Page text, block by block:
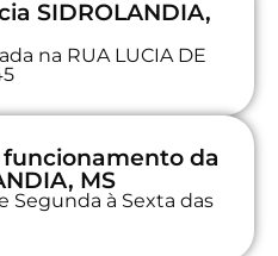
SIDROLANDIA,
na RUA LUCIA DE
da
MS
Segunda à Sexta das